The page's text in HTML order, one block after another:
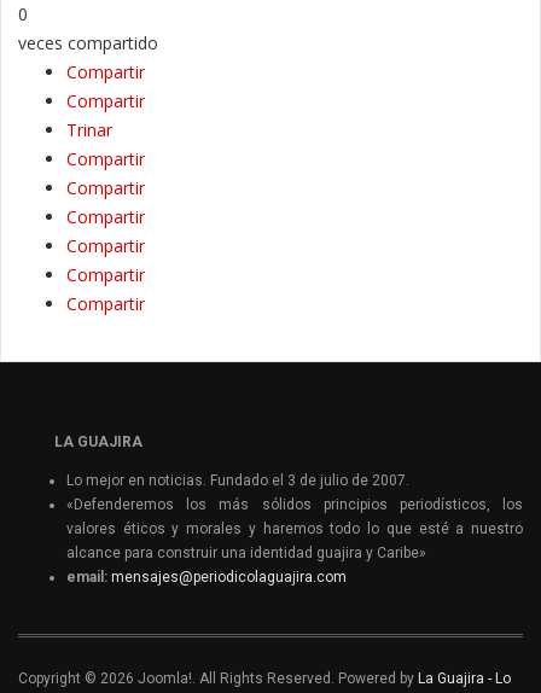
0
veces compartido
Compartir
Compartir
Trinar
Compartir
Compartir
Compartir
Compartir
Compartir
Compartir
LA GUAJIRA
Lo mejor en noticias. Fundado el 3 de julio de 2007.
«Defenderemos los más sólidos principios periodísticos, los
valores éticos y morales y haremos todo lo que esté a nuestro
alcance para construir una identidad guajira y Caribe»
email: mensajes@periodicolaguajira.com
Copyright © 2026 Joomla!. All Rights Reserved. Powered by La Guajira - Lo